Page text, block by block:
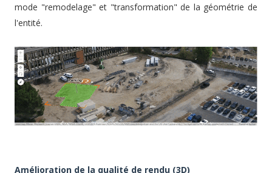
mode "remodelage" et "transformation" de la géométrie de
l'entité.
Amélioration de la qualité de rendu (3D)